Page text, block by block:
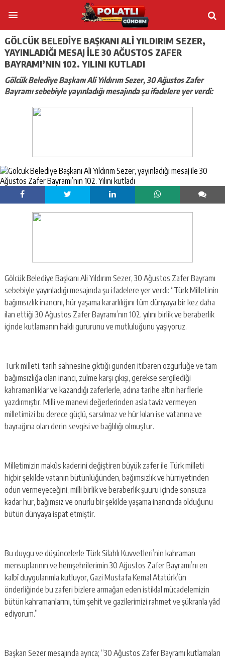
GÖLCÜK BELEDIYE BAŞKANI ALI YILDIRIM SEZER,
YAYINLADIĞI MESAJ ILE 30 AĞUSTOS ZAFER
BAYRAMI’NIN 102. YILINI KUTLADI
Gölcük Belediye Başkanı Ali Yıldırım Sezer, 30 Ağustos Zafer
Bayramı sebebiyle yayınladığı mesajında şu ifadelere yer verdi:
Gölcük Belediye Başkanı Ali Yıldırım Sezer, 30 Ağustos Zafer Bayramı
sebebiyle yayınladığı mesajında şu ifadelere yer verdi: “Türk Milletinin
bağımsızlık inancını, hür yaşama kararlılığını tüm dünyaya bir kez daha
ilan ettiği 30 Ağustos Zafer Bayramı’nın 102. yılını birlik ve beraberlik
içinde kutlamanın haklı gururunu ve mutluluğunu yaşıyoruz.
Türk milleti, tarih sahnesine çıktığı günden itibaren özgürlüğe ve tam
bağımsızlığa olan inancı, zulme karşı çıkışı, gerekse sergilediği
kahramanlıklar ve kazandığı zaferlerle, adına tarihe altın harflerle
yazdırmıştır. Milli ve manevi değerlerinden asla taviz vermeyen
milletimizi bu derece güçlü, sarsılmaz ve hür kılan ise vatanına ve
bayrağına olan derin sevgisi ve bağlılığı olmuştur.
Milletimizin makûs kaderini değiştiren büyük zafer ile Türk milleti
hiçbir şekilde vatanın bütünlüğünden, bağımsızlık ve hürriyetinden
ödün vermeyeceğini, milli birlik ve beraberlik şuuru içinde sonsuza
kadar hür, bağımsız ve onurlu bir şekilde yaşama inancında olduğunu
bütün dünyaya ispat etmiştir.
Bu duygu ve düşüncelerle Türk Silahlı Kuvvetleri’nin kahraman
mensuplarının ve hemşehrilerimin 30 Ağustos Zafer Bayramı’nı en
kalbî duygularımla kutluyor, Gazi Mustafa Kemal Atatürk’ün
önderliğinde bu zaferi bizlere armağan eden istiklal mücadelemizin
bütün kahramanlarını, tüm şehit ve gazilerimizi rahmet ve şükranla yâd
ediyorum.”
Başkan Sezer mesajında ayrıca; “30 Ağustos Zafer Bayramı kutlamaları